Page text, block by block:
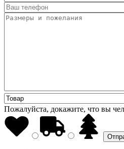
Пожалуйста, докажите, что вы